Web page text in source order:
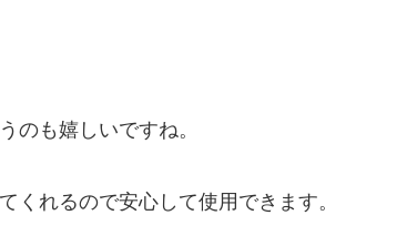
のも嬉しいですね。
くれるので安心して使用できます。